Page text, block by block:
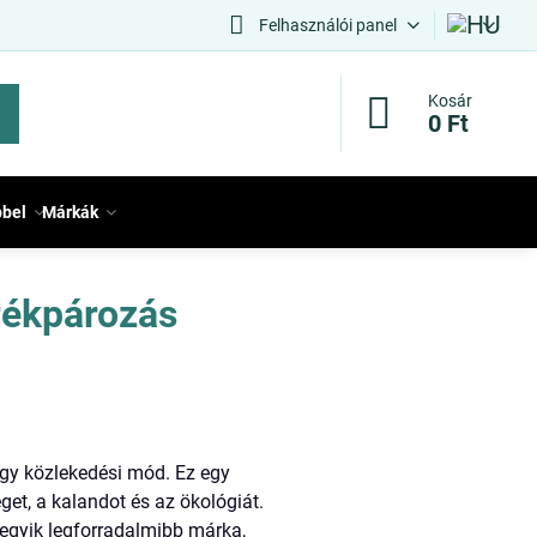
Felhasználói panel
Kosár
0 Ft
Márkák
közlekedési mód. Ez egy
a kalandot és az ökológiát.
legforradalmibb márka,